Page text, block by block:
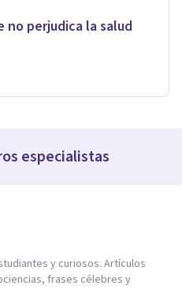
perjudica la salud
especialistas
y curiosos. Artículos
frases célebres y